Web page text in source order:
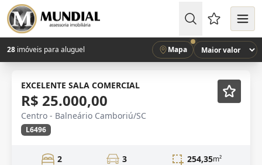
Favoritos
28 imóveis para aluguel Mapa
LOCAÇÃO
EXCELENTE SALA COMERCIAL
R$ 25.000,00
Centro - Balneário Camboriú/SC
L6496
2 3 254,35m²